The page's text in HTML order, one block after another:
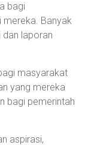
bagi
mereka. Banyak
laporan
masyarakat
yang mereka
bagi pemerintah
aspirasi,